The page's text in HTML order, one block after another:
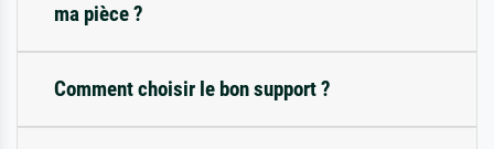
ma pièce ?
Comment choisir le bon support ?